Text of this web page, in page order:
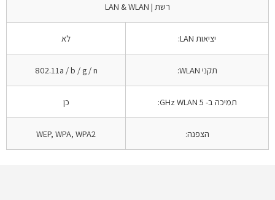
רשת | LAN & WLAN
יציאות LAN: לא
תקני WLAN: 802.11a / b / g / n
תמיכה ב- 5 GHz WLAN: כן
הצפנה: WEP, WPA, WPA2